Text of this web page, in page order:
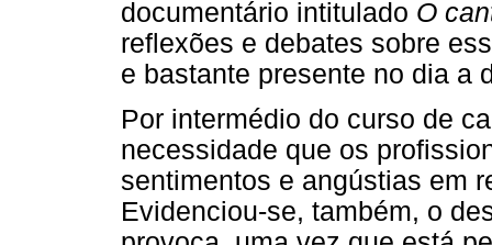
documentário intitulado O
reflexões e debates sobre
e bastante presente no dia a
Por intermédio do curso de
necessidade que os
sentimentos e angústias em
Evidenciou-se, também, o